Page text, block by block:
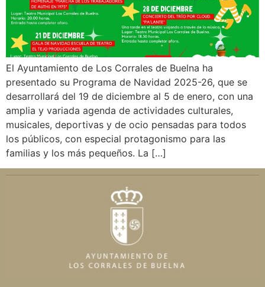
El Ayuntamiento de Los Corrales de Buelna ha
presentado su Programa de Navidad 2025-26, que se
desarrollará del 19 de diciembre al 5 de enero, con una
amplia y variada agenda de actividades culturales,
musicales, deportivas y de ocio pensadas para todos
los públicos, con especial protagonismo para las
familias y los más pequeños. La […]